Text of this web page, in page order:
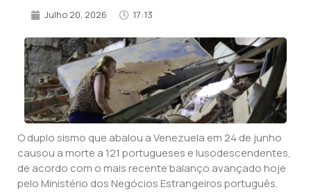
Julho 20, 2026 17:13
O duplo sismo que abalou a Venezuela em 24 de junho
causou a morte a 121 portugueses e lusodescendentes,
de acordo com o mais recente balanço avançado hoje
pelo Ministério dos Negócios Estrangeiros português.